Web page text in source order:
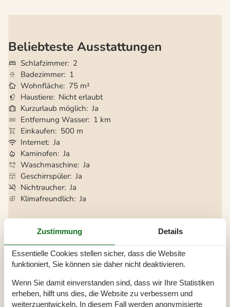
Beliebteste Ausstattungen
Schlafzimmer 2
Badezimmer 1
Wohnfläche 75 m²
Haustiere Nicht erlaubt
Kurzurlaub möglich Ja
Entfernung Wasser 1 km
Einkaufen
500 m
Internet Ja
Kaminofen Ja
Waschmaschine Ja
Geschirrspüler Ja
Nichtraucher Ja
Klimafreundlich Ja
Gesamte Ausstattung
Aktivitäten
Sitzbereich 2
Badezimmer
Badezimmer
Dusche
Zustimmung Details
Essentielle Cookies stellen sicher, dass die Website
funktioniert, Sie können sie daher nicht deaktivieren.
Wenn Sie damit einverstanden sind, dass wir Ihre Statistiken
erheben, hilft uns dies, die Website zu verbessern und
weiterzuentwickeln. In diesem Fall werden anonymisierte